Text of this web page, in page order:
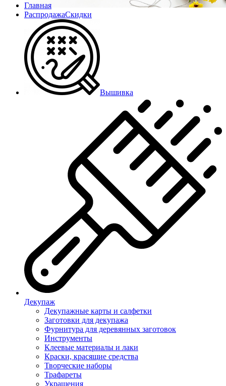
Главная
РаспродажаСкидки
Вышивка
Декупаж
Декупажные карты и салфетки
Заготовки для декупажа
Фурнитура для деревянных заготовок
Инструменты
Клеевые материалы и лаки
Краски, красящие средства
Творческие наборы
Трафареты
Украшения